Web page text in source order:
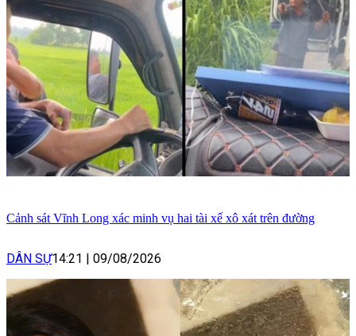
Cảnh sát Vĩnh Long xác minh vụ hai tài xế xô xát trên đường
DÂN SỰ14:21 09/08/2026